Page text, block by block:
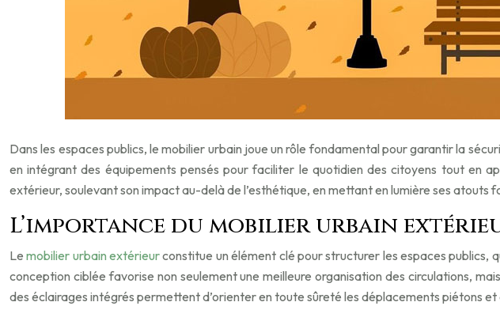
Dans les espaces publics, le mobilier urbain joue un rôle fondamental pour garantir la
en intégrant des équipements pensés pour faciliter le quotidien des citoyens tout en
extérieur, soulevant son impact au-delà de l’esthétique, en mettant en lumière ses atouts
L’importance du mobilier urbain
Lemobilier urbain extérieurconstitue un élément clé pour structurer les espaces publics,
conception ciblée favorise non seulement une meilleure organisation des circulations,
des éclairages intégrés permettent d’orienter en toute sûreté les déplacements piétons